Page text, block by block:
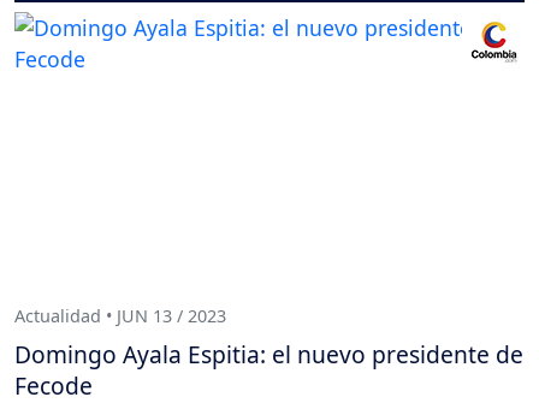
Actualidad • JUN 13 / 2023
Domingo Ayala Espitia: el nuevo presidente de
Fecode